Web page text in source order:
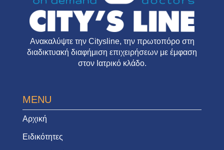
Ανακαλύψτε την Citysline, την πρωτοπόρο στη
διαδικτυακή διαφήμιση επιχειρήσεων με έμφαση
στον Ιατρικό κλάδο.
MENU
Αρχική
Ειδικότητες